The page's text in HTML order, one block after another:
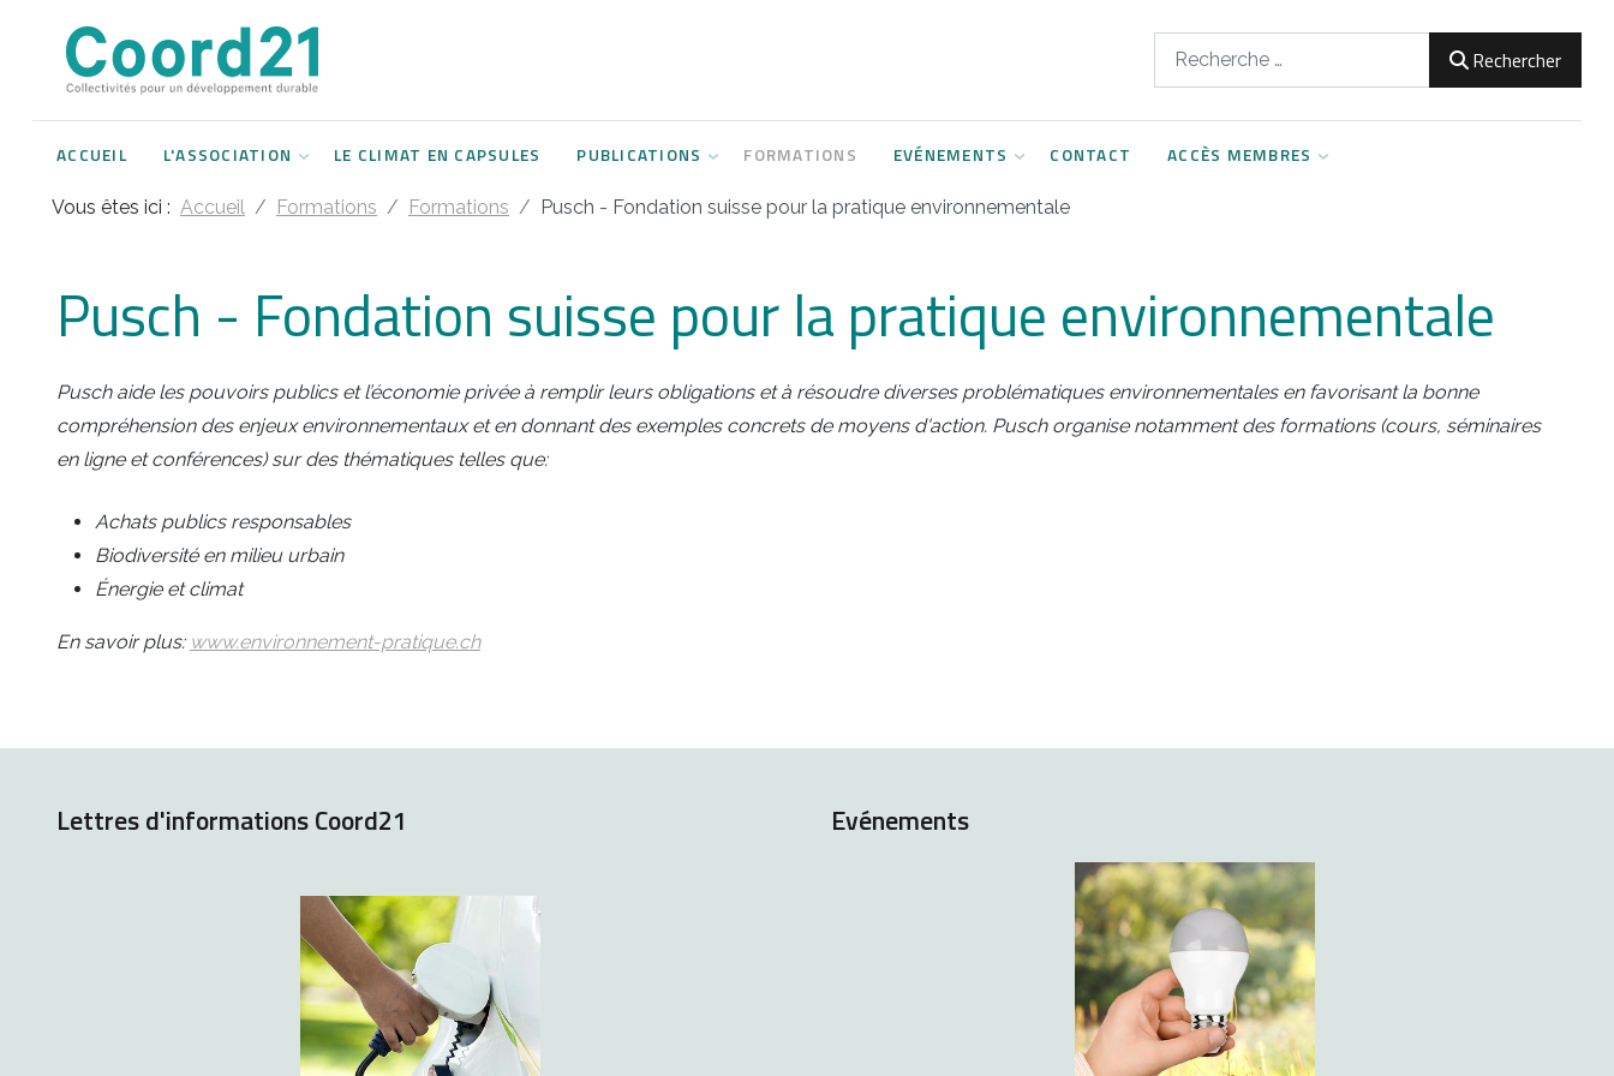
Rechercher
ACCUEIL L'ASSOCIATION LE CLIMAT EN CAPSULES PUBLICATIONS FORMATIONS EVÉNEMENTS CONTACT ACCÈS MEMBRES
Vous êtes ici : Accueil Formations Formations Pusch - Fondation suisse pour la pratique environnementale
Pusch - Fondation suisse pour la pratique environnementale
Pusch aide les pouvoirs publics et l’économie privée à remplir leurs obligations et à résoudre diverses problématiques environnementales en favorisant la bonne
compréhension des enjeux environnementaux et en donnant des exemples concrets de moyens d'action. Pusch organise notamment des formations (cours, séminaires
en ligne et conférences) sur des thématiques telles que:
Achats publics responsables
Biodiversité en milieu urbain
Énergie et climat
En savoir plus: www.environnement-pratique.ch
Lettres d'informations Coord21 Evénements
Développement durable et Agenda 21
Implémentation locale de l'Agenda
Assemblées générales
2021
2022
2023
2025
2026
Lettres d'informations
Rencontres thématiques
Documents